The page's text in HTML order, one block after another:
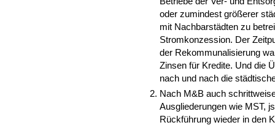
oder zumindest größerer
mit Nachbarstädten zu
Stromkonzession. Der
der Rekommunalisierung
Zinsen für Kredite. Und die
nach und nach die
Nach M&B auch
Ausgliederungen wie MST,
Rückführung wieder in den